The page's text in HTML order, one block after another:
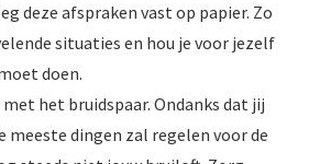
deze afspraken vast op papier. Zo
situaties en hou je voor jezelf
doen.
het bruidspaar. Ondanks dat jij
meeste dingen zal regelen voor de